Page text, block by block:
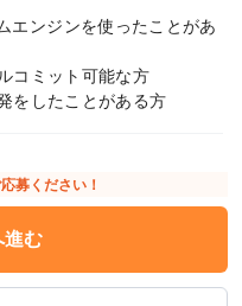
エンジンを使ったことがあ
コミット可能な方
をしたことがある方
募ください！
進む